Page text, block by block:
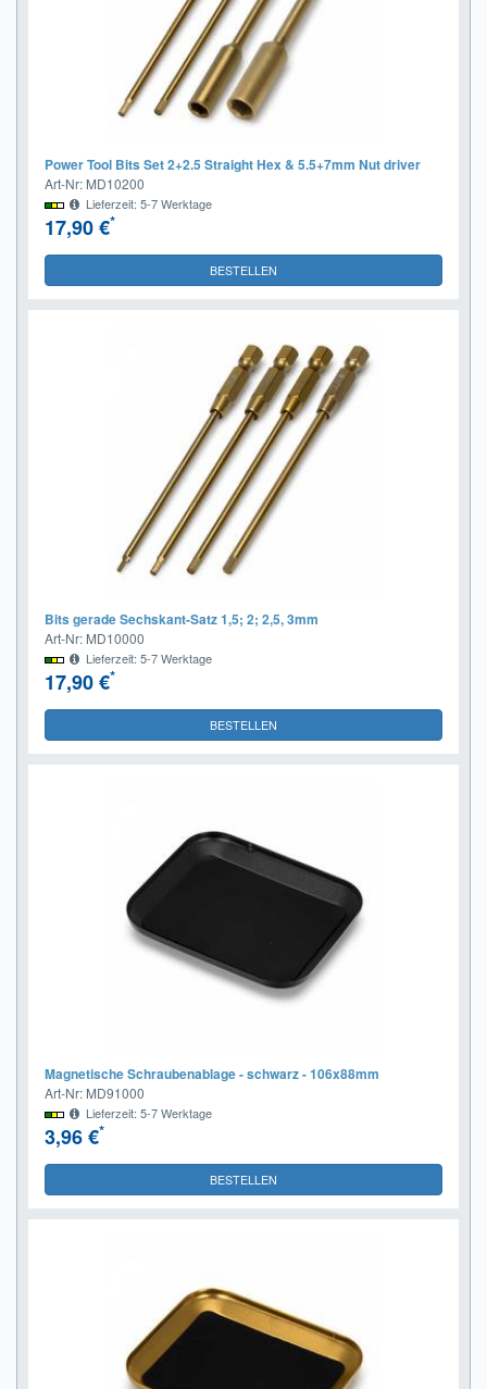
Power Tool Bits Set 2+2.5 Straight Hex & 5.5+7mm Nut driver
Art-Nr: MD10200
Lieferzeit: 5-7 Werktage
17,90 €*
BESTELLEN
Bits gerade Sechskant-Satz 1,5; 2; 2,5, 3mm
Art-Nr: MD10000
Lieferzeit: 5-7 Werktage
17,90 €*
BESTELLEN
Magnetische Schraubenablage - schwarz - 106x88mm
Art-Nr: MD91000
Lieferzeit: 5-7 Werktage
3,96 €*
BESTELLEN